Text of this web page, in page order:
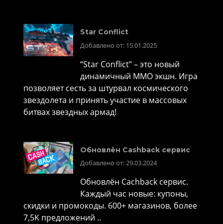
Star Conflict
Добавлено от: 15.01.2025
“Star Conflict” – это новый
динамичный MMO экшн. Игра
позволяет сесть за штурвал космического
звездолета и принять участие в массовых
битвах звездных армад!
Обновлён Cashback сервис
Добавлено от: 29.03.2024
Обновлён Cachback сервис.
Каждый час новые: купоны,
скидки и промокоды. 600+ магазинов, более
7,5K предложений ..